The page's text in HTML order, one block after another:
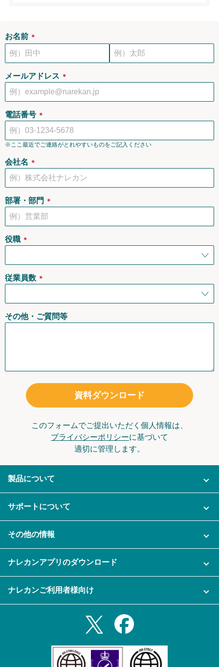
お名前 ＊
メールアドレス ＊
電話番号 ＊
※ここ最近でご連絡がとれやすいものをご記入ください
会社名 ＊
部署・部門 ＊
役職 ＊
従業員数 ＊
その他・ご質問等
資料ダウンロード
このフォームでご提出いただく個人情報は、
プライバシーポリシーに基づいて
適切に管理します。
製品について
ご利用企業様の声
セキュリティ
資料をダウンロードする
メール自動転送機能
サポートについて
充実サポート
その他の情報
セミナー一覧
プライバシーポリシー
ナレカンアプリのダウンロード
Androidタブレットアプリ
ナレカンご利用者様向け